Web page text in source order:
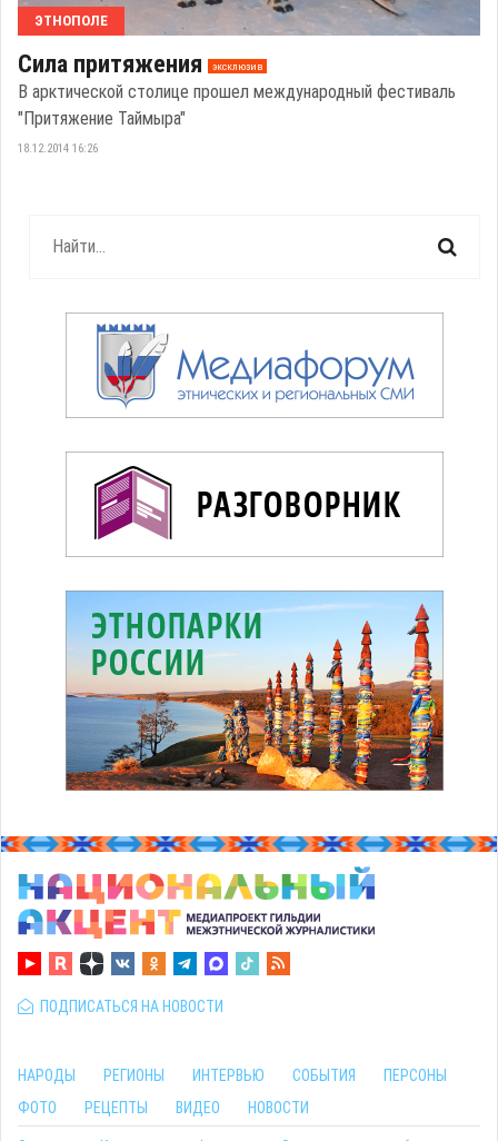
ЭТНОПОЛЕ
Сила притяжения эксклюзив
В арктической столице прошел международный фестиваль
"Притяжение Таймыра"
18.12.2014 16:26
ПОДПИСАТЬСЯ НА НОВОСТИ
НАРОДЫ РЕГИОНЫ ИНТЕРВЬЮ СОБЫТИЯ
ПЕРСОНЫ
ФОТО
РЕЦЕПТЫ ВИДЕО НОВОСТИ